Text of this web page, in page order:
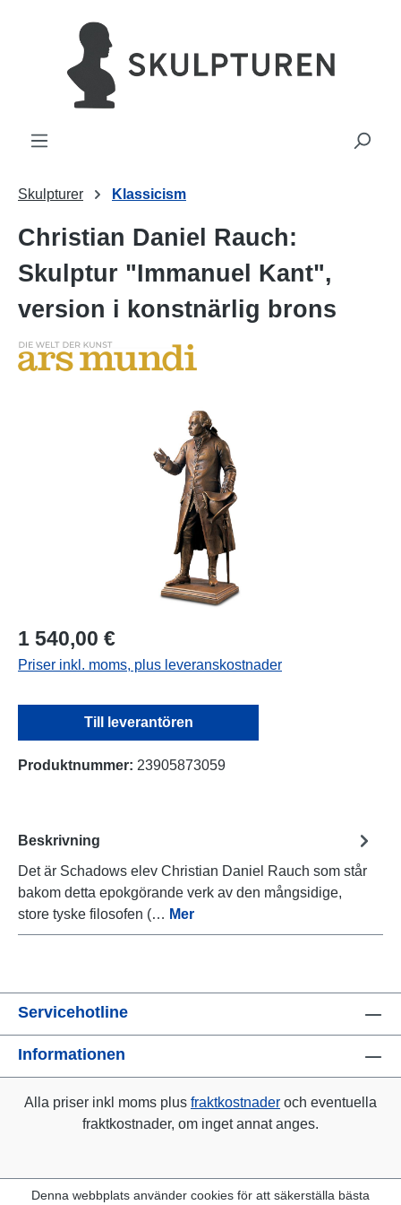
Skulpturer Klassicism
Christian Daniel Rauch:
Skulptur "Immanuel Kant",
version i konstnärlig brons
1 540,00 €
Priser inkl. moms, plus leveranskostnader
Till leverantören
Produktnummer: 23905873059
Beskrivning
Det är Schadows elev Christian Daniel Rauch som står
bakom detta epokgörande verk av den mångsidige,
store tyske filosofen (… Mer
Servicehotline
Informationen
Alla priser inkl moms plus fraktkostnader och eventuella
fraktkostnader, om inget annat anges.
Denna webbplats använder cookies för att säkerställa bästa